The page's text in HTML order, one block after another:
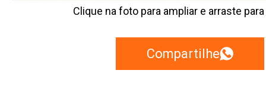
Clique na foto para ampliar e arraste
Compartilhe